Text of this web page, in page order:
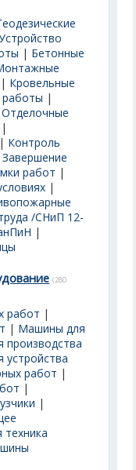
| Бетонные
| Кровельные
работы |
Отделочные
|
| Контроль
Завершение
работ |
|
/СНиП 12-
|
(280
работ |
| Машины для
работ |
|
|
техника